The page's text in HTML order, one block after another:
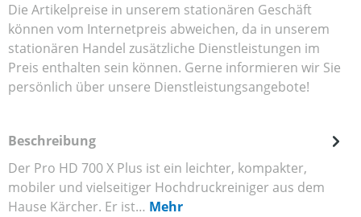
Die Artikelpreise in unserem stationären Geschäft
können vom Internetpreis abweichen, da in unserem
stationären Handel zusätzliche Dienstleistungen im
Preis enthalten sein können. Gerne informieren wir Sie
persönlich über unsere Dienstleistungsangebote!
Beschreibung
Der Pro HD 700 X Plus ist ein leichter, kompakter,
mobiler und vielseitiger Hochdruckreiniger aus dem
Hause Kärcher. Er ist… Mehr